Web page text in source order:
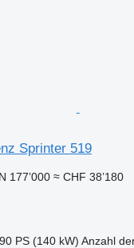
Sprinter 519
177’000 ≈ CHF 38’180
PS (140 kW) Anzahl